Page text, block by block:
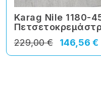
Karag Nile 1180-
146,56 €
229,00 €